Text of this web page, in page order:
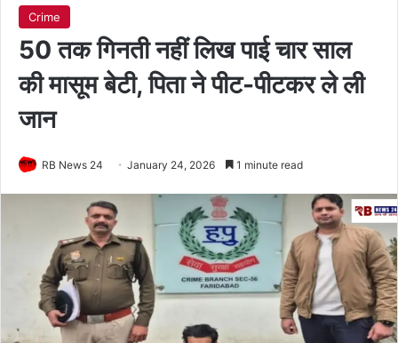
Crime
50 तक गिनती नहीं लिख पाई चार साल
की मासूम बेटी, पिता ने पीट-पीटकर ले ली
जान
RB News 24 January 24, 2026 1 minute read